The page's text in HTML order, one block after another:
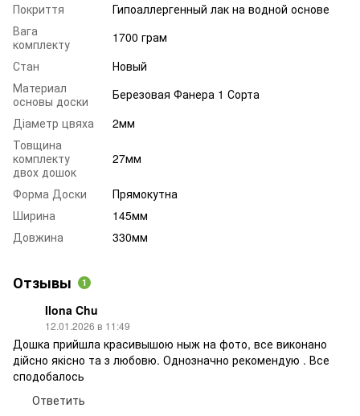
Покриття
Гипоаллергенный лак на водной основе
Вага
комплекту
1700 грам
Стан
Новый
Материал
основы доски
Березовая Фанера 1 Сорта
Діаметр цвяха
2мм
Товщина
комплекту
двох дошок
27мм
Форма Доски
Прямокутна
Ширина
145мм
Довжина
330мм
Отзывы 1
Ilona Chu
12.01.2026 в 11:49
Дошка прийшла красивышою ныж на фото, все виконано
дійсно якісно та з любовю. Однозначно рекомендую . Все
сподобалось
Ответить